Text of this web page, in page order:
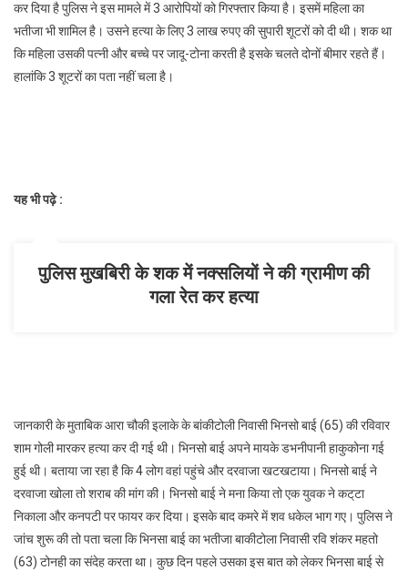
सुपारी
देकर
महिला
कर दिया है पुलिस ने इस मामले में 3 आरोपियों को गिरफ्तार किया है। इसमें महिला का
भतीजा भी शामिल है। उसने हत्या के लिए 3 लाख रुपए की सुपारी शूटरों को दी थी। शक था
कि महिला उसकी पत्नी और बच्चे पर जादू-टोना करती है इसके चलते दोनों बीमार रहते हैं।
हालांकि 3 शूटरों का पता नहीं चला है।
यह भी पढ़े :
पुलिस मुखबिरी के शक में नक्सलियों ने की ग्रामीण की
गला रेत कर हत्या
जानकारी के मुताबिक आरा चौकी इलाके के बांकीटोली निवासी भिनसो बाई (65) की रविवार
शाम गोली मारकर हत्या कर दी गई थी। भिनसो बाई अपने मायके डभनीपानी हाकुकोना गई
हुई थी। बताया जा रहा है कि 4 लोग वहां पहुंचे और दरवाजा खटखटाया। भिनसो बाई ने
दरवाजा खोला तो शराब की मांग की। भिनसो बाई ने मना किया तो एक युवक ने कट्‌टा
निकाला और कनपटी पर फायर कर दिया। इसके बाद कमरे में शव धकेल भाग गए। पुलिस ने
जांच शुरू की तो पता चला कि भिनसा बाई का भतीजा बाकीटोला निवासी रवि शंकर महतो
(63) टोनही का संदेह करता था। कुछ दिन पहले उसका इस बात को लेकर भिनसा बाई से